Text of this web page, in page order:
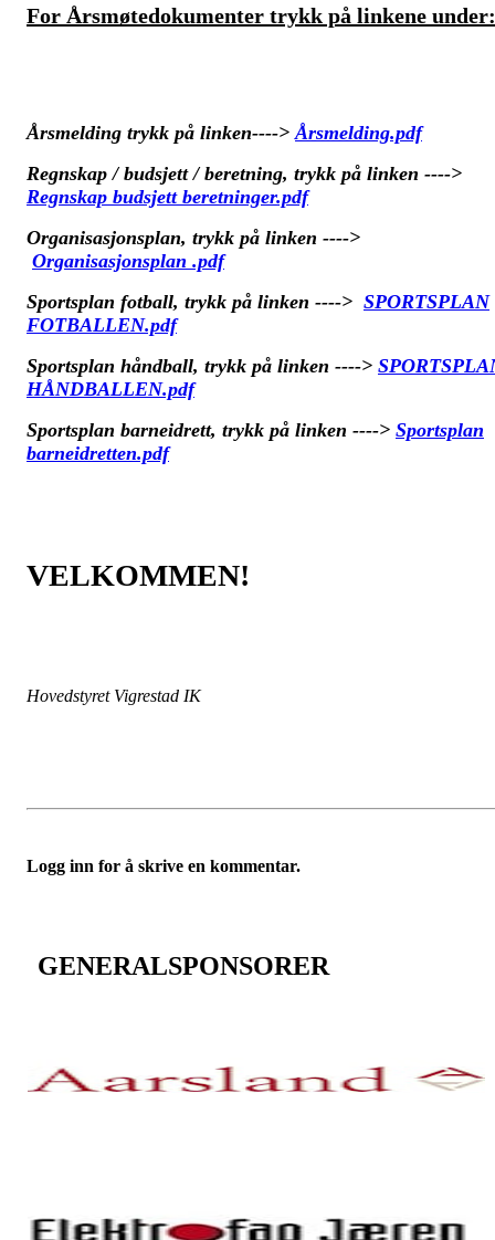
For Årsmøtedokumenter trykk på linkene under:
Årsmelding trykk på linken----> Årsmelding.pdf
Regnskap / budsjett / beretning, trykk på linken ---->
Regnskap budsjett beretninger.pdf
Organisasjonsplan, trykk på linken ---->
Organisasjonsplan .pdf
Sportsplan fotball, trykk på linken ----> SPORTSPLAN
FOTBALLEN.pdf
Sportsplan håndball, trykk på linken ---->
HÅNDBALLEN.pdf
Sportsplan barneidrett, trykk på linken ----> Sportsplan
barneidretten.pdf
VELKOMMEN!
Hovedstyret Vigrestad IK
Logg inn for å skrive en kommentar.
GENERALSPONSORER